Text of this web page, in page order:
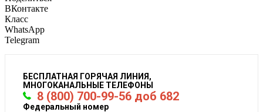
ВКонтакте
Класс
WhatsApp
Telegram
БЕСПЛАТНАЯ ГОРЯЧАЯ ЛИНИЯ,
МНОГОКАНАЛЬНЫЕ ТЕЛЕФОНЫ
8 (800) 700-99-56 доб 682
Федеральный номер